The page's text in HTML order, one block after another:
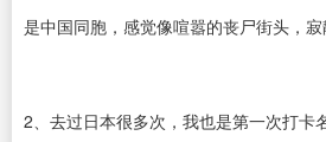
是中国同胞，感觉像喧嚣的丧尸街头，寂
2、去过日本很多次，我也是第一次打卡